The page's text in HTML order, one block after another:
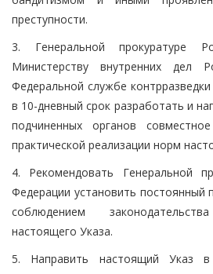
преступности.
3. Генеральной прокуратуре
Министерству внутренних дел
Федеральной службе
в 10-дневный срок разработать и
подчиненных органов
практической реализации норм
4. Рекомендовать Генеральной
Федерации установить постоянный
соблюдением
настоящего Указа.
5. Направить настоящий Указ